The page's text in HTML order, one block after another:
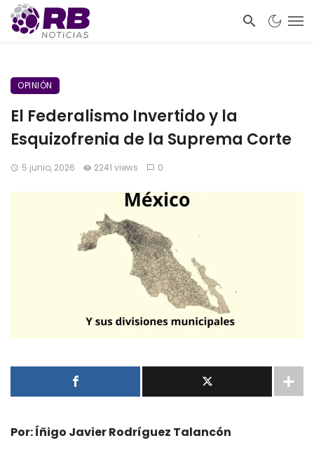
OPINIÓN
El Federalismo Invertido y la
Esquizofrenia de la Suprema Corte
5 junio, 2026 2241 views 0
Por: Íñigo Javier Rodríguez Talancón